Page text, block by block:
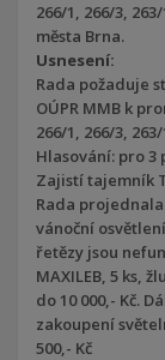
266/1, 266/3,
města Brna.
Usnesení:
Rada požaduje
OÚPR MMB k
266/1, 266/3,
Hlasování: pro 3
Zajistí tajemník
Rada projednala
vánoční
řetězy jsou
MAXILEB, 5 ks,
do 10 000,- Kč.
zakoupení
500,- Kč